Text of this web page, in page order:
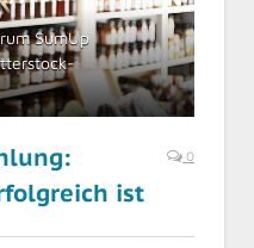
SumUp
ist
0